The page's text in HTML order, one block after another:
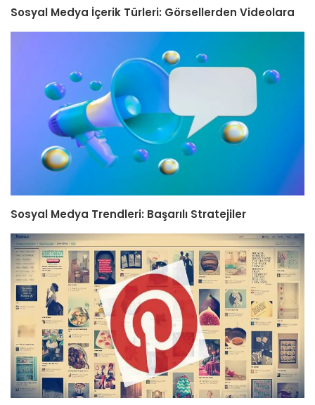
Sosyal Medya İçerik Türleri: Görsellerden Videolara
Sosyal Medya Trendleri: Başarılı Stratejiler